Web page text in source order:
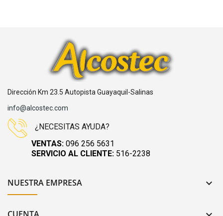
Dirección Km 23.5 Autopista Guayaquil-Salinas
info@alcostec.com
¿NECESITAS AYUDA?
VENTAS: 096 256 5631
SERVICIO AL CLIENTE: 516-2238
NUESTRA EMPRESA 